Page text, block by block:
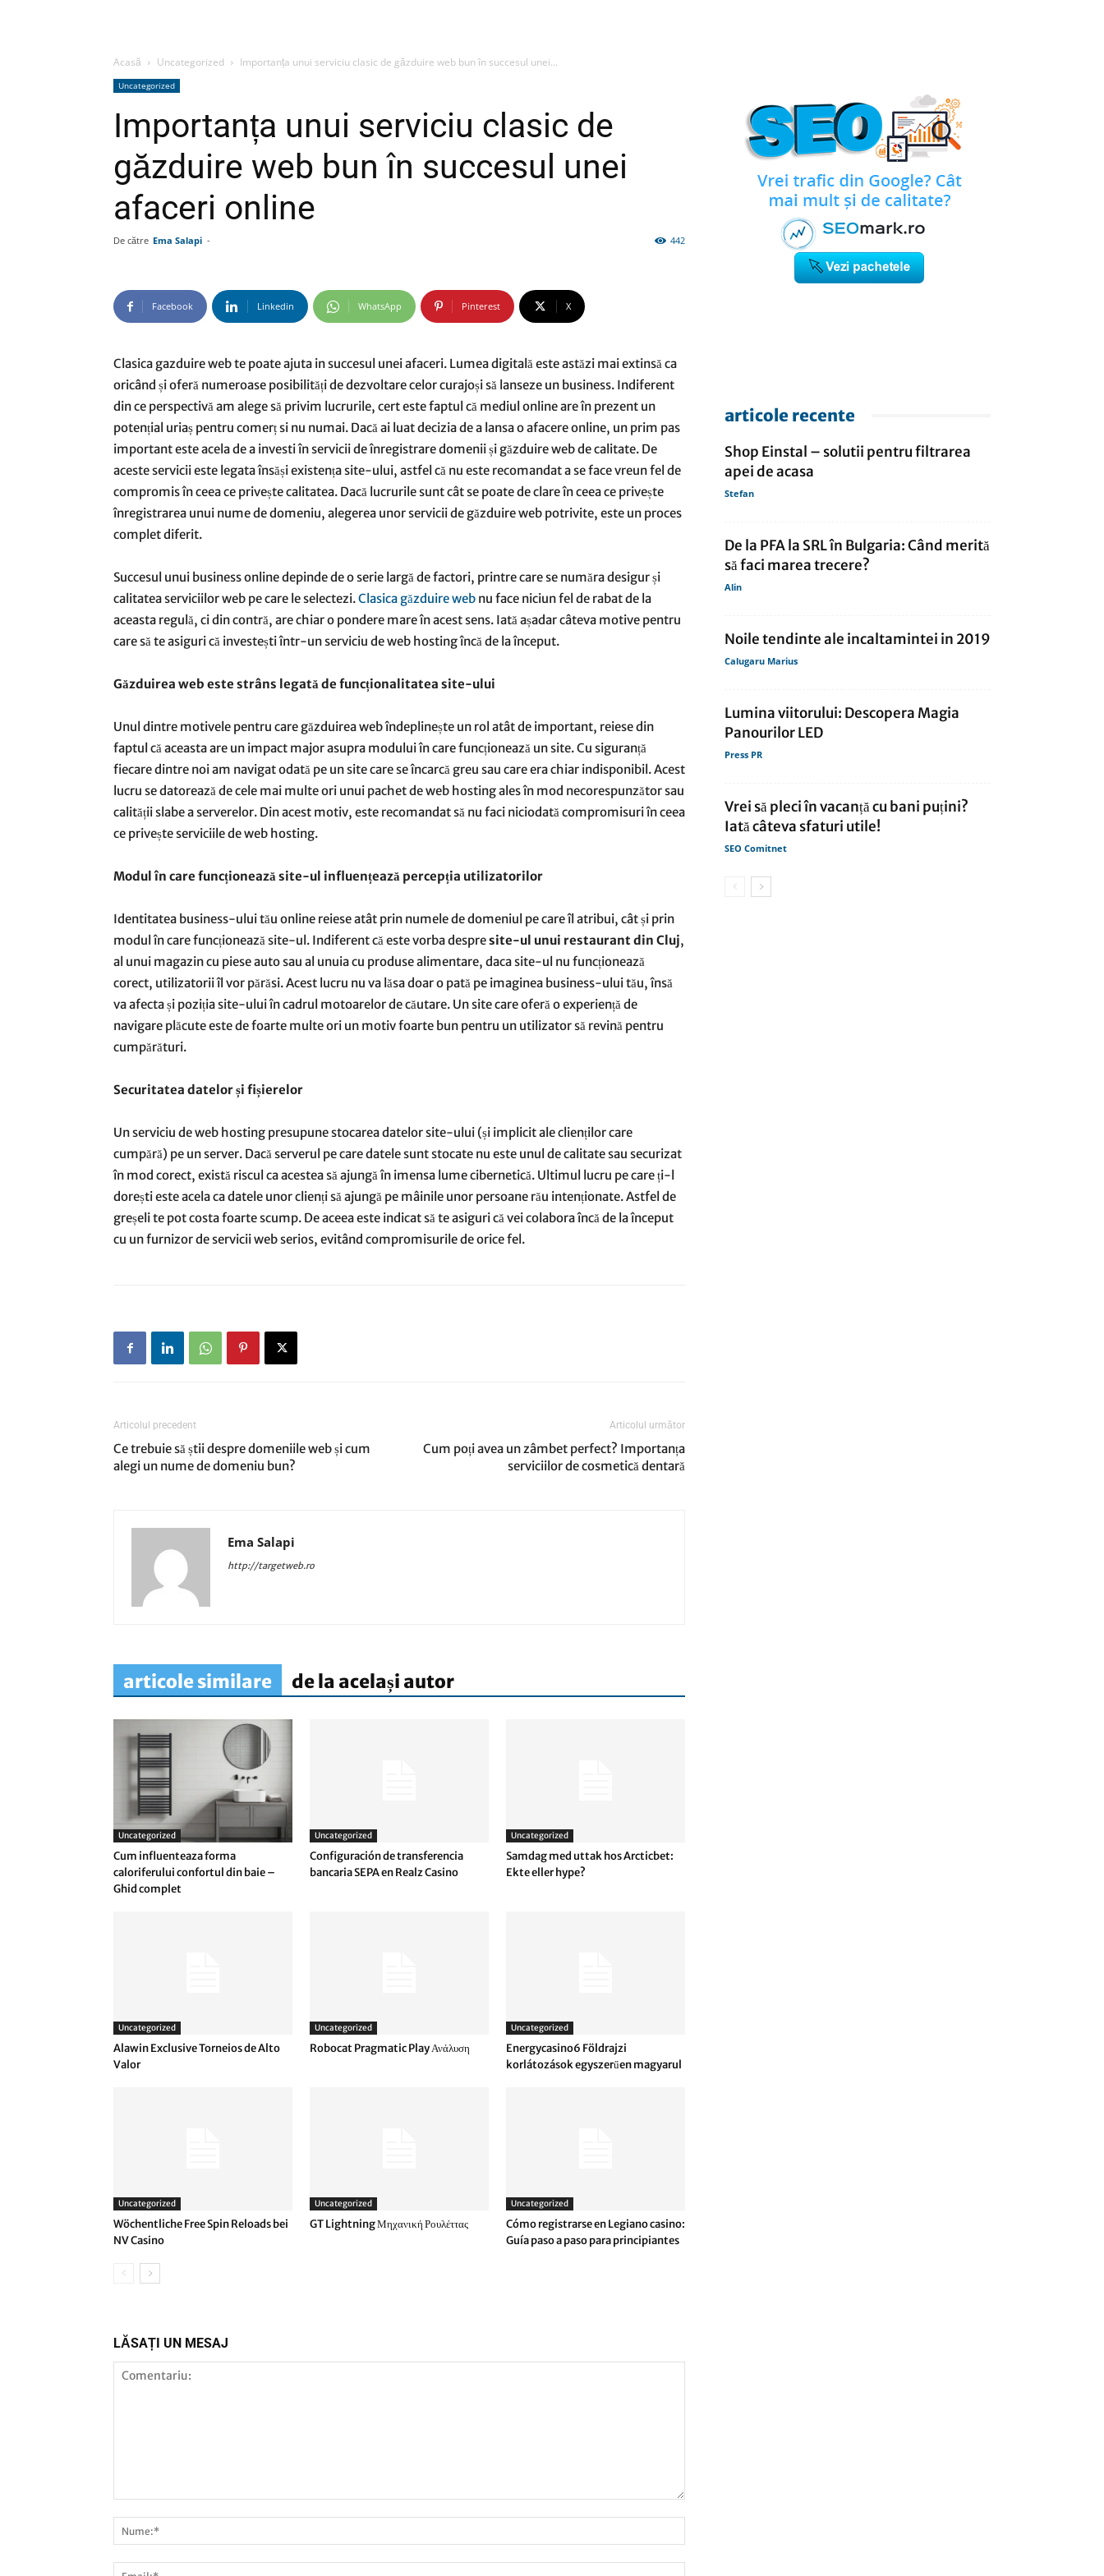
comunicate
de
Acasă Uncategorized Importanța unui serviciu clasic de găzduire web bun în succesul unei...
Uncategorized
Importanța unui serviciu clasic de
găzduire web bun în succesul unei
afaceri online
De către Ema Salapi - 442
Facebook Linkedin WhatsApp Pinterest X
Clasica gazduire web te poate ajuta in succesul unei afaceri. Lumea digitală este astăzi mai extinsă ca
oricând și oferă numeroase posibilități de dezvoltare celor curajoși să lanseze un business. Indiferent
din ce perspectivă am alege să privim lucrurile, cert este faptul că mediul online are în prezent un
potențial uriaș pentru comerț si nu numai. Dacă ai luat decizia de a lansa o afacere online, un prim pas
important este acela de a investi în servicii de înregistrare domenii și găzduire web de calitate. De
aceste servicii este legata însăși existența site-ului, astfel că nu este recomandat a se face vreun fel de
compromis în ceea ce privește calitatea. Dacă lucrurile sunt cât se poate de clare în ceea ce privește
înregistrarea unui nume de domeniu, alegerea unor servicii de găzduire web potrivite, este un proces
complet diferit.
Succesul unui business online depinde de o serie largă de factori, printre care se număra desigur și
calitatea serviciilor web pe care le selectezi.Clasica găzduire web nu face niciun fel de rabat de la
aceasta regulă, ci din contră, are chiar o pondere mare în acest sens. Iată așadar câteva motive pentru
care să te asiguri că investești într-un serviciu de web hosting încă de la început.
Găzduirea web este strâns legată de funcționalitatea site-ului
Unul dintre motivele pentru care găzduirea web îndeplinește un rol atât de important, reiese din
faptul că aceasta are un impact major asupra modului în care funcționează un site. Cu siguranță
fiecare dintre noi am navigat odată pe un site care se încarcă greu sau care era chiar indisponibil. Acest
lucru se datorează de cele mai multe ori unui pachet de web hosting ales în mod necorespunzător sau
calității slabe a serverelor. Din acest motiv, este recomandat să nu faci niciodată compromisuri în ceea
ce privește serviciile de web hosting.
Modul în care funcționează site-ul influențează percepția utilizatorilor
Identitatea business-ului tău online reiese atât prin numele de domeniul pe care îl atribui, cât și prin
modul în care funcționează site-ul. Indiferent că este vorba despresite-ul unui restaurant din Cluj,
al unui magazin cu piese auto sau al unuia cu produse alimentare, daca site-ul nu funcționează
corect, utilizatorii îl vor părăsi. Acest lucru nu va lăsa doar o pată pe imaginea business-ului tău, însă
va afecta și poziția site-ului în cadrul motoarelor de căutare. Un site care oferă o experiență de
navigare plăcute este de foarte multe ori un motiv foarte bun pentru un utilizator să revină pentru
cumpărături.
Securitatea datelor și fișierelor
Un serviciu de web hosting presupune stocarea datelor site-ului (și implicit ale clienților care
cumpără) pe un server. Dacă serverul pe care datele sunt stocate nu este unul de calitate sau securizat
în mod corect, există riscul ca acestea să ajungă în imensa lume cibernetică. Ultimul lucru pe care ți-l
dorești este acela ca datele unor clienți să ajungă pe mâinile unor persoane rău intenționate. Astfel de
greșeli te pot costa foarte scump. De aceea este indicat să te asiguri că vei colabora încă de la început
cu un furnizor de servicii web serios, evitând compromisurile de orice fel.
Articolul precedent
Ce trebuie să știi despre domeniile web și cum
alegi un nume de domeniu bun?
Articolul următor
Cum poți avea un zâmbet perfect? Importanța
serviciilor de cosmetică dentară
Ema Salapi
http://targetweb.ro
articole similare de la același autor
Uncategorized
Cum influenteaza forma
caloriferului confortul din baie –
Ghid complet
Uncategorized
Configuración de transferencia
bancaria SEPA en Realz Casino
Uncategorized
Samdag med uttak hos Arcticbet:
Ekte eller hype?
Uncategorized
Alawin Exclusive Torneios de Alto
Valor
Uncategorized
Robocat Pragmatic Play Ανάλυση
Uncategorized
Energycasino6 Földrajzi
korlátozások egyszerűen magyarul
Uncategorized
Wöchentliche Free Spin Reloads bei
NV Casino
Uncategorized
GT Lightning Μηχανική Ρουλέττας
Uncategorized
Cómo registrarse en Legiano casino:
Guía paso a paso para principiantes
LĂSAȚI UN MESAJ
articole recente
Shop Einstal – solutii pentru filtrarea
apei de acasa
Stefan
De la PFA la SRL în Bulgaria: Când merită
să faci marea trecere?
Alin
Noile tendinte ale incaltamintei in 2019
Calugaru Marius
Lumina viitorului: Descopera Magia
Panourilor LED
Press PR
Vrei să pleci în vacanță cu bani puțini?
Iată câteva sfaturi utile!
SEO Comitnet